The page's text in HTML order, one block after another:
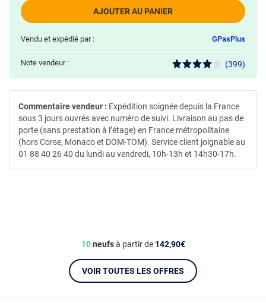
AJOUTER AU PANIER
Vendu et expédié par : GPasPlus
Note vendeur : (399)
10neufsà partir de 142,90€
VOIR TOUTES LES OFFRES
Commentaire vendeur : Expédition soignée depuis la France
sous 3 jours ouvrés avec numéro de suivi. Livraison au pas de
porte (sans prestation à l’étage) en France métropolitaine
(hors Corse, Monaco et DOM-TOM). Service client joignable au
01 88 40 26 40 du lundi au vendredi, 10h-13h et 14h30-17h.